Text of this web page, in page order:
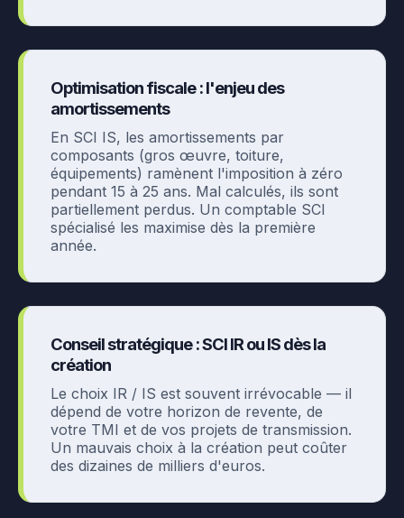
Optimisation fiscale : l'enjeu des
amortissements
En SCI IS, les amortissements par
composants (gros œuvre, toiture,
équipements) ramènent l'imposition à zéro
pendant 15 à 25 ans. Mal calculés, ils sont
partiellement perdus. Un comptable SCI
spécialisé les maximise dès la première
année.
Conseil stratégique : SCI IR ou IS dès la
création
Le choix IR / IS est souvent irrévocable — il
dépend de votre horizon de revente, de
votre TMI et de vos projets de transmission.
Un mauvais choix à la création peut coûter
des dizaines de milliers d'euros.